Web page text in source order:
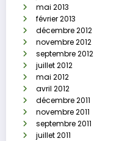
mai 2013
février 2013
décembre 2012
novembre 2012
septembre 2012
juillet 2012
mai 2012
avril 2012
décembre 2011
novembre 2011
septembre 2011
juillet 2011